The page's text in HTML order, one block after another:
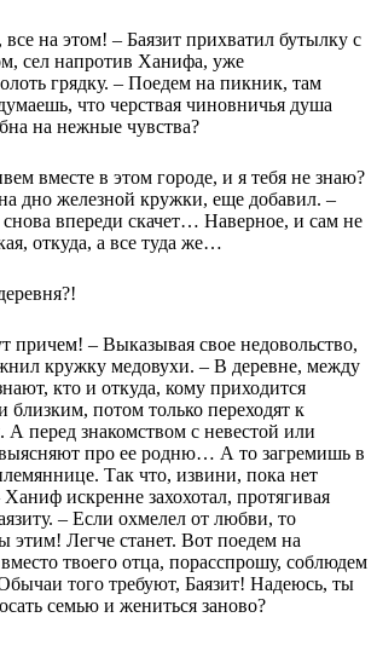
на этом! – Баязит прихватил бутылку с
сел напротив Ханифа, уже
грядку. – Поедем на пикник, там
что черствая чиновничья душа
на нежные чувства?
вместе в этом городе, и я тебя не знаю?
дно железной кружки, еще добавил. –
впереди скачет… Наверное, и сам не
откуда, а все туда же…
причем! – Выказывая свое недовольство,
кружку медовухи. – В деревне, между
кто и откуда, кому приходится
близким, потом только переходят к
перед знакомством с невестой или
выясняют про ее родню… А то загремишь в
Так что, извини, пока нет
искренне захохотал, протягивая
– Если охмелел от любви, то
этим! Легче станет. Вот поедем на
твоего отца, порасспрошу, соблюдем
того требуют, Баязит! Надеюсь, ты
семью и жениться заново?